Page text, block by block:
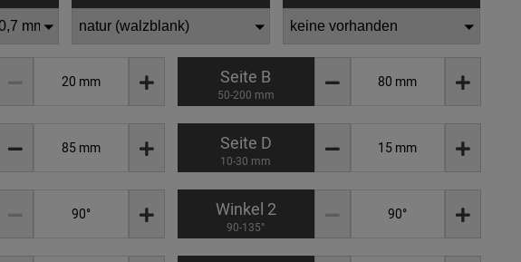
Seite B
50-200 mm
Seite D
10-30 mm
Winkel 2
90-135°